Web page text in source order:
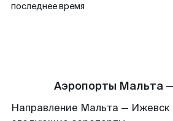
последнее время
Аэропорты Мальта
Направление Мальта — Ижевск